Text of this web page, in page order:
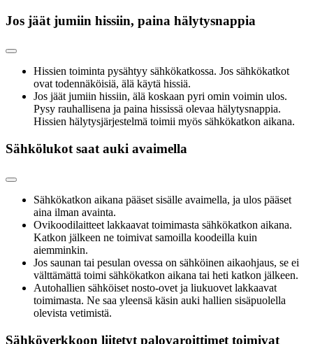
Jos jäät jumiin hissiin, paina hälytysnappia
Hissien toiminta pysähtyy sähkökatkossa. Jos sähkökatkot
ovat todennäköisiä, älä käytä hissiä.
Jos jäät jumiin hissiin, älä koskaan pyri omin voimin ulos.
Pysy rauhallisena ja paina hississä olevaa hälytysnappia.
Hissien hälytysjärjestelmä toimii myös sähkökatkon aikana.
Sähkölukot saat auki avaimella
Sähkökatkon aikana pääset sisälle avaimella, ja ulos pääset
aina ilman avainta.
Ovikoodilaitteet lakkaavat toimimasta sähkökatkon aikana.
Katkon jälkeen ne toimivat samoilla koodeilla kuin
aiemminkin.
Jos saunan tai pesulan ovessa on sähköinen aikaohjaus, se ei
välttämättä toimi sähkökatkon aikana tai heti katkon jälkeen.
Autohallien sähköiset nosto-ovet ja liukuovet lakkaavat
toimimasta. Ne saa yleensä käsin auki hallien sisäpuolella
olevista vetimistä.
Sähköverkkoon liitetyt palovaroittimet toimivat